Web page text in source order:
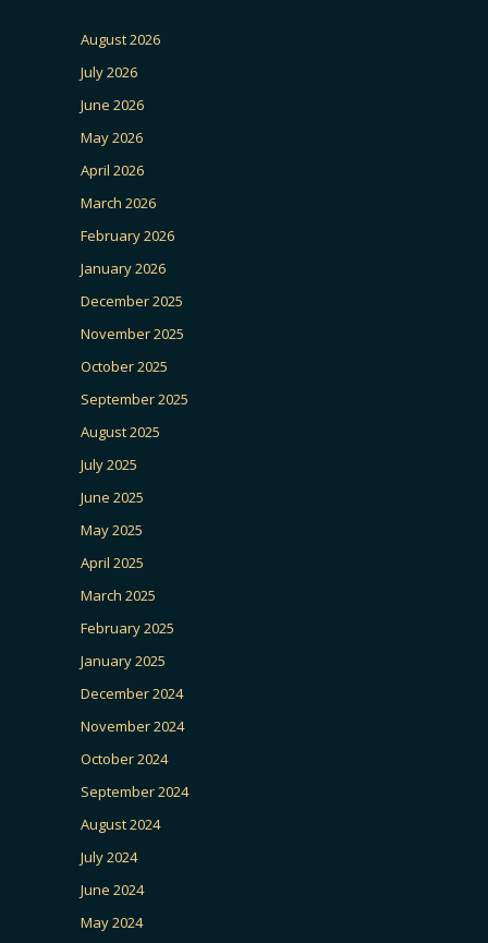
August 2026
July 2026
June 2026
May 2026
April 2026
March 2026
February 2026
January 2026
December 2025
November 2025
October 2025
September 2025
August 2025
July 2025
June 2025
May 2025
April 2025
March 2025
February 2025
January 2025
December 2024
November 2024
October 2024
September 2024
August 2024
July 2024
June 2024
May 2024